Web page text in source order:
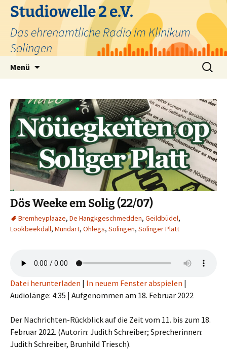
Zum
Inhalt
springen
Studiowelle 2 e.V.
Das ehrenamtliche Radio im Klinikum
Solingen
Menü
Suchen
nach:
Dös Weeke em Solig (22/07)
Bremheyplaaze, De Hangkgeschmedden, Geildbüdel,
Lookbeekdall, Mundart, Ohlegs, Solingen, Solinger Platt
Datei herunterladen | In neuem Fenster abspielen |
Audiolänge: 4:35 | Aufgenommen am 18. Februar 2022
Der Nachrichten-Rückblick auf die Zeit vom 11. bis zum 18.
Februar 2022. (Autorin: Judith Schreiber; Sprecherinnen:
Judith Schreiber, Brunhild Triesch).